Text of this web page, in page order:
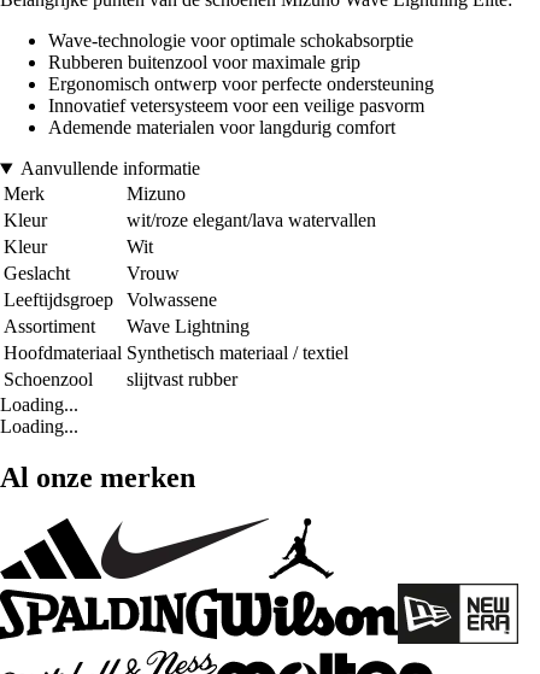
Wave-technologie voor optimale schokabsorptie
Rubberen buitenzool voor maximale grip
Ergonomisch ontwerp voor perfecte ondersteuning
Innovatief vetersysteem voor een veilige pasvorm
Ademende materialen voor langdurig comfort
Aanvullende informatie
Merk
Mizuno
Kleur
wit/roze elegant/lava watervallen
Kleur
Wit
Geslacht
Vrouw
Leeftijdsgroep
Volwassene
Assortiment
Wave Lightning
Hoofdmateriaal Synthetisch materiaal / textiel
Schoenzool
slijtvast rubber
Loading...
Loading...
Al onze merken